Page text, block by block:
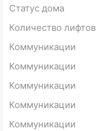
Статус дома
Количество лифтов
Коммуникации
Коммуникации
Коммуникации
Коммуникации
Коммуникации